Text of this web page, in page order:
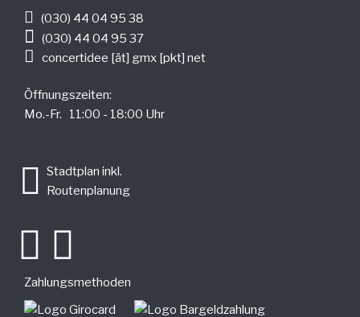
(030) 44 04 95 38
(030) 44 04 95 37
concertidee [ät] gmx [pkt] net
Öffnungszeiten:
Mo.-Fr. 11:00 - 18:00 Uhr
Stadtplan inkl.
Routenplanung
Zahlungsmethoden